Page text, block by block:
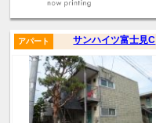
サンハイツ富士見C
アパート